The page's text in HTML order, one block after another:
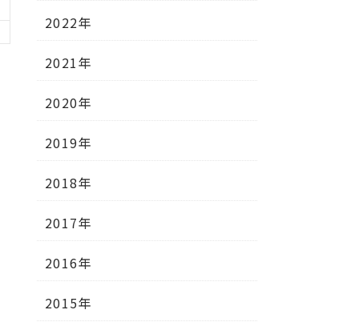
2022年
2021年
2020年
2019年
2018年
2017年
2016年
2015年